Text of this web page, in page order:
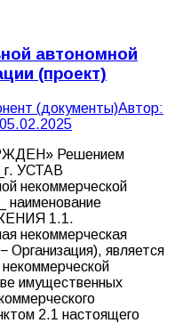
автономной
(проект)
(документы)Автор:
05.02.2025
Решением
УСТАВ
некоммерческой
наименование
1.1.
некоммерческая
Организация), является
имущественных
2.1 настоящего